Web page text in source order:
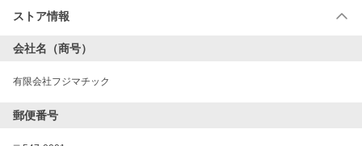
ストア情報
会社名（商号）
有限会社フジマチック
郵便番号